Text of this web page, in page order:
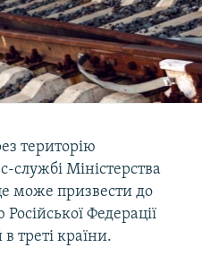
територію
службі Міністерства
може призвести до
Федерації
треті країни.